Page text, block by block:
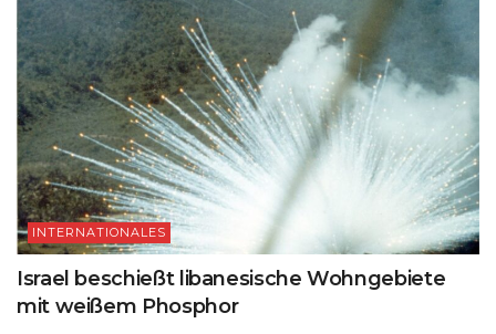
INTERNATIONALES
Israel beschießt libanesische Wohngebiete
mit weißem Phosphor